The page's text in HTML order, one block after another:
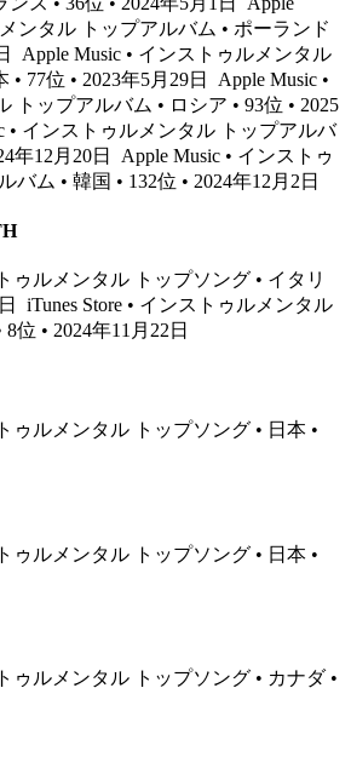
ンタル トップアルバム • ポーランド
Apple Music • インストゥルメンタル
• 77位 • 2023年5月29日
Apple Music •
トップアルバム • ロシア • 93位 • 2025
• インストゥルメンタル トップアルバ
年12月20日
Apple Music • インストゥ
バム • 韓国 • 132位 • 2024年12月2日
ゥルメンタル トップソング • イタリ
iTunes Store • インストゥルメンタル
位 • 2024年11月22日
ゥルメンタル トップソング • 日本 •
ゥルメンタル トップソング • 日本 •
ゥルメンタル トップソング • カナダ •